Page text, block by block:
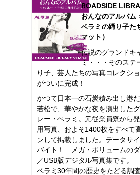
ROADSIDE
おんなのアルバム
ベラミの踊り子た
マット）
伝説のグランドキ
ミ・・・そのステ
り子、芸人たちの写真コレクシ
がついに完成！
かつて日本一の石炭積み出し港
若松で、華やかな夜を演出した
レー・ベラミ。元従業員寮から
用写真、およそ1400枚をすべて
ンして掲載しました。データサ
バイト！ メガ・ボリュームの
／USB版デジタル写真集です。
ベラミ30年間の歴史をたどる調